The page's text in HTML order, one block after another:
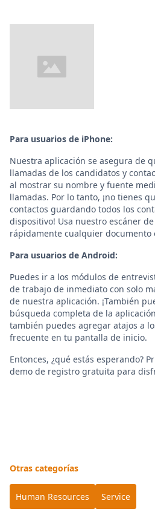
Para usuarios de iPhone:
Nuestra aplicación se asegura de
llamadas de los candidatos y
al mostrar su nombre y fuente
llamadas. Por lo tanto, ¡no tienes
contactos guardando todos los
dispositivo! Usa nuestro escáner
rápidamente cualquier documento
Para usuarios de Android:
Puedes ir a los módulos de
de trabajo de inmediato con solo
de nuestra aplicación. ¡También
búsqueda completa de la
también puedes agregar atajos a
frecuente en tu pantalla de inicio.
Entonces, ¿qué estás esperando?
demo de registro gratuita para
Otras categorías
Human Resources Service